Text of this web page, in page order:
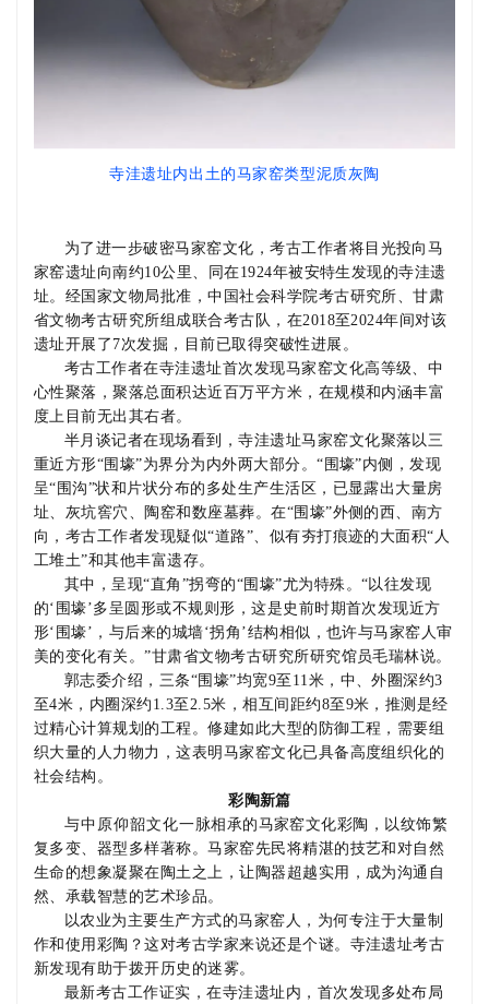
寺洼遗址内出土的马家窑类型泥质灰陶
为了进一步破密马家窑文化，考古工作者将目光投向马
家窑遗址向南约10公里、同在1924年被安特生发现的寺洼遗
址。经国家文物局批准，中国社会科学院考古研究所、甘肃
省文物考古研究所组成联合考古队，在2018至 2024年间对该
遗址开展了 7次发掘，目前已取得突破性进展。
考古工作者在寺洼遗址首次发现马家窑文化高等级、中
心性聚落，聚落总面积达近百万平方米，在规模和内涵丰富
度上目前无出其右者。
半月谈记者在现场看到，寺洼遗址马家窑文化聚落以三
重近方形“围壕”为界分为内外两大部分。“围壕”内侧，发现
呈“围沟”状和片状分布的多处生产生活区，已显露出大量房
址、灰坑窖穴、陶窑和数座墓葬。在“围壕”外侧的西、南方
向，考古工作者发现疑似“道路”、似有夯打痕迹的大面积“人
工堆土”和其他丰富遗存。
其中，呈现“直角”拐弯的“围壕”尤为特殊。“以往发现
的‘围壕’多呈圆形或不规则形，这是史前时期首次发现近方
形‘围壕’，与后来的城墙‘拐角’结构相似，也许与马家窑人审
美的变化有关。”甘肃省文物考古研究所研究馆员毛瑞林说。
郭志委介绍，三条“围壕”均宽9至 11 米，中、外圈深约3
至4米，内圈深约 1.3至 2.5米，相互间距约8至 9米，推测是经
过精心计算规划的工程。修建如此大型的防御工程，需要组
织大量的人力物力，这表明马家窑文化已具备高度组织化的
社会结构。
彩陶新篇
与中原仰韶文化一脉相承的马家窑文化彩陶，以纹饰繁
复多变、器型多样著称。马家窑先民将精湛的技艺和对自然
生命的想象凝聚在陶土之上，让陶器超越实用，成为沟通自
然、承载智慧的艺术珍品。
以农业为主要生产方式的马家窑人，为何专注于大量制
作和使用彩陶？这对考古学家来说还是个谜。寺洼遗址考古
新发现有助于拨开历史的迷雾。
最新考古工作证实，在寺洼遗址内，首次发现多处布局